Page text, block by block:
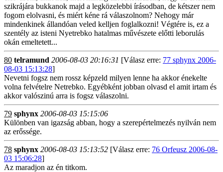
szikrájára bukkanok majd a legközelebbi írásodban, de kétszer nem
fogom elolvasni, és miért kéne rá válaszolnom? Nehogy már
mindenkinek állandóan veled kelljen foglalkozni! Végtére is, ez a
szentély az isteni Nyetrebko hatalmas művészete előtti leborulás
okán emeltetett...
80 telramund 2006-08-03 20:16:31 [Válasz erre: 77 sphynx 2006-
08-03 15:13:28]
Nevetni fogsz nem rossz képzeld milyen lenne ha akkor énekelte
volna felvételre Netrebko. Egyébként jobban olvasd el amit irtam és
akkor valószinú arra is fogsz válaszolni.
79 sphynx 2006-08-03 15:15:06
Különben van igazság abban, hogy a szerepértelmezés nyilván nem
az erőssége.
78 sphynx 2006-08-03 15:13:52 [Válasz erre: 76 Orfeusz 2006-08-
03 15:06:28]
Az maradjon az én titkom.